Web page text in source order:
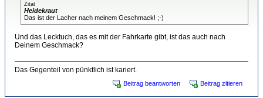
Zitat
Heidekraut
Das ist der Lacher nach meinem Geschmack! ;-)
Und das Lecktuch, das es mit der Fahrkarte gibt, ist das auch nach
Deinem Geschmack?
Das Gegenteil von pünktlich ist kariert.
Beitrag beantworten Beitrag zitieren